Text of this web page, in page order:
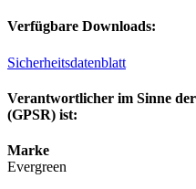
Verfügbare Downloads:
Sicherheitsdatenblatt
Verantwortlicher im Sinne
(GPSR) ist:
Marke
Evergreen